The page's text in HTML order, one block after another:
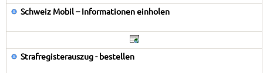
Schweiz Mobil – Informationen einholen
Strafregisterauszug - bestellen